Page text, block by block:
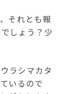
それとも報
しょう？少
ラシマカタ
いるので